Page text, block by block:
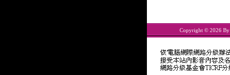
Copyright © 2026 By